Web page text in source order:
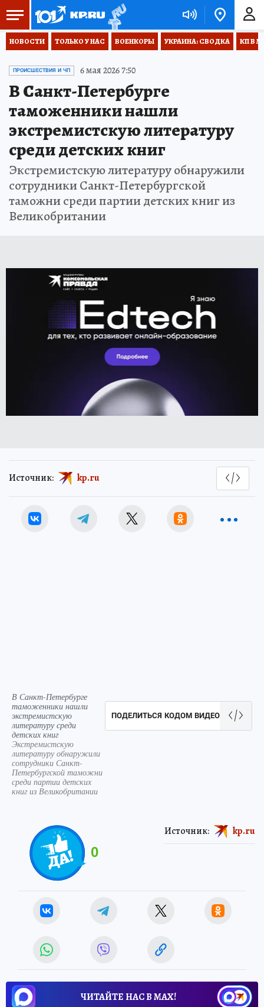
НОВОСТИ ТОЛЬКО У НАС ВОЕНКОРЫ УКРАИНА: СВОДКА КП В
ПРОИСШЕСТВИЯ И ЧП 6 мая 2026 7:50
В Санкт-Петербурге
таможенники нашли
экстремистскую литературу
среди детских книг
Экстремистскую литературу обнаружили
сотрудники Санкт-Петербургской
таможни среди партии детских книг из
Великобритании
Источник: kp.ru
В Санкт-Петербурге
таможенники нашли
экстремистскую
литературу среди
детских книг
Экстремистскую
литературу обнаружили
сотрудники Санкт-
Петербургской таможни
среди партии детских
книг из Великобритании
ПОДЕЛИТЬСЯ КОДОМ ВИДЕО
0
Источник: kp.ru
ЧИТАЙТЕ НАС В МАХ!